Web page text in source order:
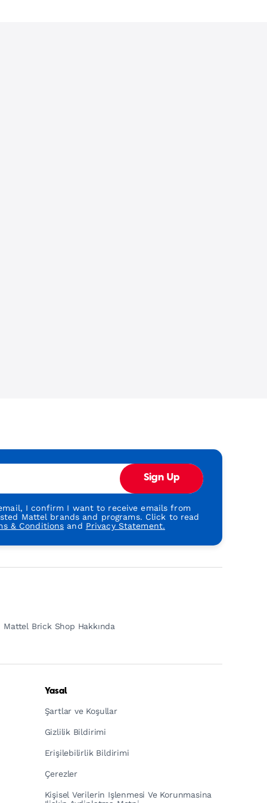
Sign Up
I confirm I want to receive emails from
Mattel brands and programs. Click to read
& Conditions and Privacy Statement.
Mattel Brick Shop Hakkında
Yasal
Şartlar ve Koşullar
Gizlilik Bildirimi
Erişilebilirlik Bildirimi
Çerezler
Kişisel Verilerin Işlenmesi Ve Korunmasina